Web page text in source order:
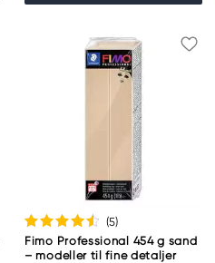
(5)
Fimo Professional 454 g sand
– modeller til fine detaljer